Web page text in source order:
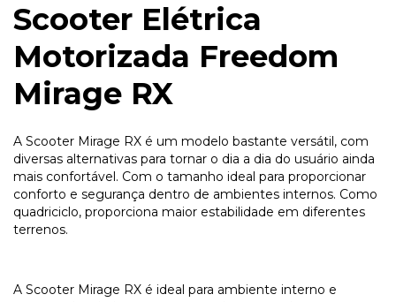
Scooter Elétrica
Motorizada Freedom
Mirage RX
A Scooter Mirage RX é um modelo bastante versátil, com
diversas alternativas para tornar o dia a dia do usuário ainda
mais confortável. Com o tamanho ideal para proporcionar
conforto e segurança dentro de ambientes internos. Como
quadriciclo, proporciona maior estabilidade em diferentes
terrenos.
A Scooter Mirage RX é ideal para ambiente interno e